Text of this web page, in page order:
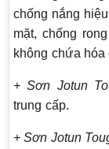
chống nắng
mặt, chống
không chứa hóa
+ Sơn Jotun
trung cấp.
+ Sơn Jotun